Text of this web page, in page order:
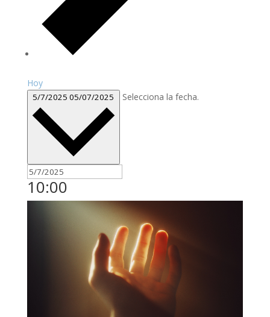
Hoy
5/7/202505/07/2025 Selecciona la fecha.
10:00